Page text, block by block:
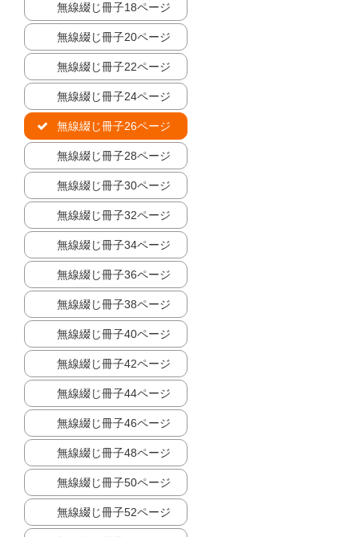
無線綴じ冊子18ページ
無線綴じ冊子20ページ
無線綴じ冊子22ページ
無線綴じ冊子24ページ
無線綴じ冊子26ページ
無線綴じ冊子28ページ
無線綴じ冊子30ページ
無線綴じ冊子32ページ
無線綴じ冊子34ページ
無線綴じ冊子36ページ
無線綴じ冊子38ページ
無線綴じ冊子40ページ
無線綴じ冊子42ページ
無線綴じ冊子44ページ
無線綴じ冊子46ページ
無線綴じ冊子48ページ
無線綴じ冊子50ページ
無線綴じ冊子52ページ